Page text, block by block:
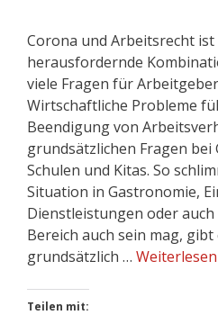
Corona und Arbeitsrecht ist
herausfordernde
viele Fragen für
Wirtschaftliche Probleme
Beendigung von
grundsätzlichen Fragen bei
Schulen und Kitas. So
Situation in Gastronomie,
Dienstleistungen oder
Bereich auch sein mag, gibt
grundsätzlich … Weiterlesen
Teilen mit: